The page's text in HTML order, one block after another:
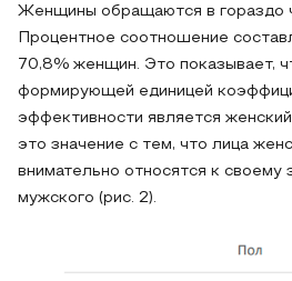
Женщины обращаются в гораздо
Процентное соотношение
70,8% женщин. Это показывает,
формирующей единицей
эффективности является
это значение с тем, что лица
внимательно относятся к
мужского (рис. 2).